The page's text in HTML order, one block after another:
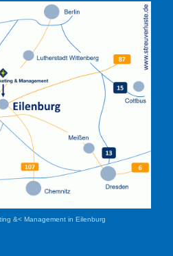
&< Management in Eilenburg